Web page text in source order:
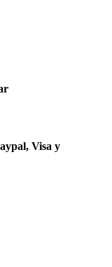
Visa y